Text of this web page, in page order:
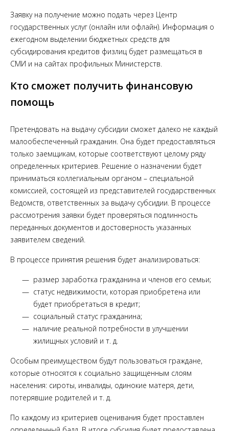
Заявку на получение можно подать через Центр
государственных услуг (онлайн или офлайн). Информация о
ежегодном выделении бюджетных средств для
субсидирования кредитов физлиц будет размещаться в
СМИ и на сайтах профильных Министерств.
Кто сможет получить финансовую
помощь
Претендовать на выдачу субсидии сможет далеко не каждый
малообеспеченный гражданин. Она будет предоставляться
только заемщикам, которые соответствуют целому ряду
определенных критериев. Решение о назначении будет
приниматься коллегиальным органом – специальной
комиссией, состоящей из представителей государственных
Ведомств, ответственных за выдачу субсидии. В процессе
рассмотрения заявки будет проверяться подлинность
переданных документов и достоверность указанных
заявителем сведений.
В процессе принятия решения будет анализироваться:
размер заработка гражданина и членов его семьи;
статус недвижимости, которая приобретена или
будет приобретаться в кредит;
социальный статус гражданина;
наличие реальной потребности в улучшении
жилищных условий и т. д.
Особым преимуществом будут пользоваться граждане,
которые относятся к социально защищенным слоям
населения: сироты, инвалиды, одинокие матеря, дети,
потерявшие родителей и т. д.
По каждому из критериев оценивания будет проставлен